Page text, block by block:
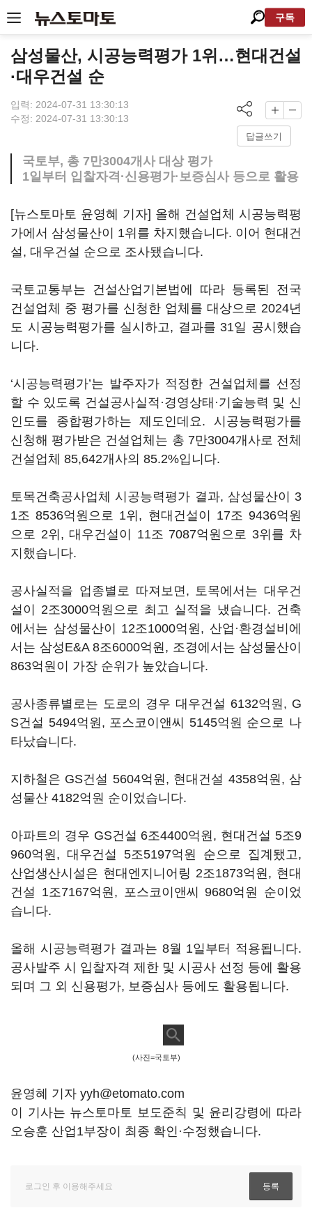
구독
삼성물산, 시공능력평가 1위…현대건설
·대우건설 순
입력: 2024-07-31 13:30:13
수정: 2024-07-31 13:30:13
답글쓰기
국토부, 총 7만3004개사 대상 평가
1일부터 입찰자격·신용평가·보증심사 등으로 활용
[뉴스토마토 윤영혜 기자] 올해 건설업체 시공능력평
가에서 삼성물산이 1위를 차지했습니다. 이어 현대건
설, 대우건설 순으로 조사됐습니다.
국토교통부는 건설산업기본법에 따라 등록된 전국
건설업체 중 평가를 신청한 업체를 대상으로 2024년
도 시공능력평가를 실시하고, 결과를 31일 공시했습
니다.
‘시공능력평가’는 발주자가 적정한 건설업체를 선정
할 수 있도록 건설공사실적·경영상태·기술능력 및 신
인도를 종합평가하는 제도인데요. 시공능력평가를
신청해 평가받은 건설업체는 총 7만3004개사로 전체
건설업체 85,642개사의 85.2%입니다.
토목건축공사업체 시공능력평가 결과, 삼성물산이 3
1조 8536억원으로 1위, 현대건설이 17조 9436억원
으로 2위, 대우건설이 11조 7087억원으로 3위를 차
지했습니다.
공사실적을 업종별로 따져보면, 토목에서는 대우건
설이 2조3000억원으로 최고 실적을 냈습니다. 건축
에서는 삼성물산이 12조1000억원, 산업·환경설비에
서는 삼성E&A 8조6000억원, 조경에서는 삼성물산이
863억원이 가장 순위가 높았습니다.
공사종류별로는 도로의 경우 대우건설 6132억원, G
S건설 5494억원, 포스코이앤씨 5145억원 순으로 나
타났습니다.
지하철은 GS건설 5604억원, 현대건설 4358억원, 삼
성물산 4182억원 순이었습니다.
아파트의 경우 GS건설 6조4400억원, 현대건설 5조9
960억원, 대우건설 5조5197억원 순으로 집계됐고,
산업생산시설은 현대엔지니어링 2조1873억원, 현대
건설 1조7167억원, 포스코이앤씨 9680억원 순이었
습니다.
올해 시공능력평가 결과는 8월 1일부터 적용됩니다.
공사발주 시 입찰자격 제한 및 시공사 선정 등에 활용
되며 그 외 신용평가, 보증심사 등에도 활용됩니다.
(사진=국토부)
윤영혜 기자 yyh@etomato.com
이 기사는 뉴스토마토 보도준칙 및 윤리강령에 따라
오승훈 산업1부장이 최종 확인·수정했습니다.